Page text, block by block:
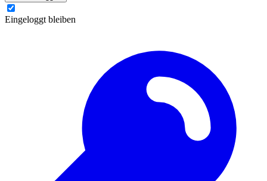
Eingeloggt bleiben